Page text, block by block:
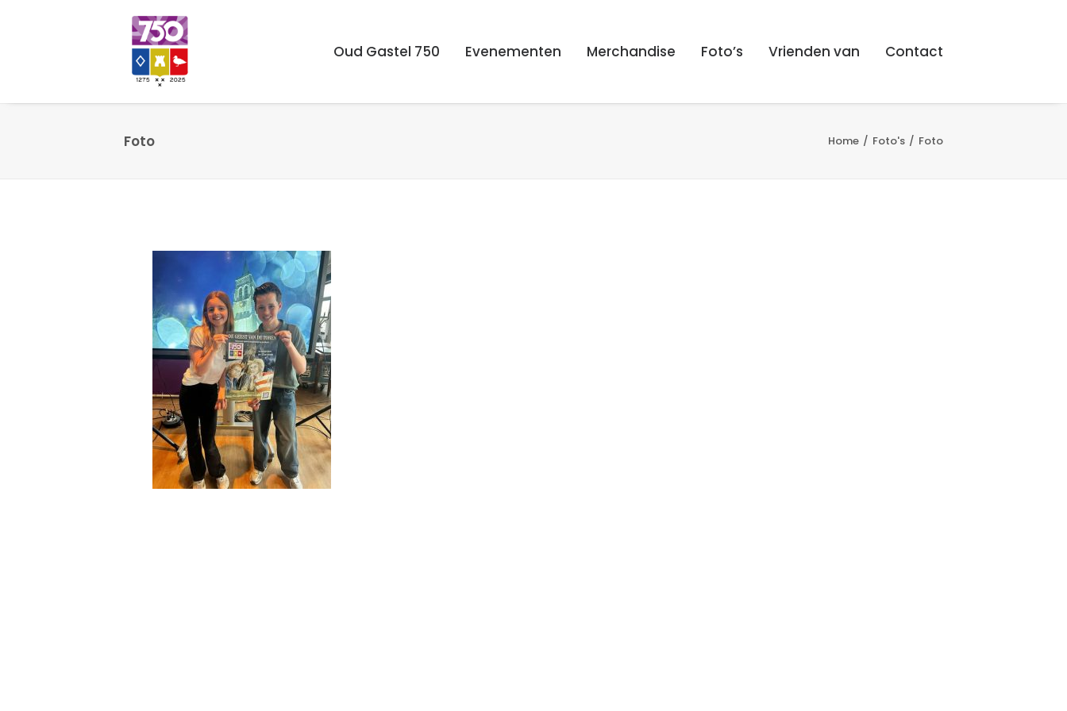
Oud Gastel 750 Evenementen Merchandise Foto’s Vrienden van Contact
Foto Home Foto's Foto